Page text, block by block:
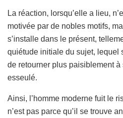
La réaction, lorsqu’elle a lieu,
motivée par de nobles motifs,
s’installe dans le présent,
quiétude initiale du sujet, lequel
de retourner plus paisiblement à
esseulé.
Ainsi, l’homme moderne fuit le
n’est pas parce qu’il se trouve